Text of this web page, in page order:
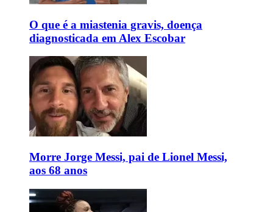
O que é a miastenia gravis, doença
diagnosticada em Alex Escobar
Morre Jorge Messi, pai de Lionel Messi,
aos 68 anos